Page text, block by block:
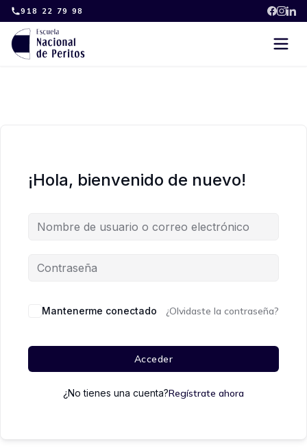
Skip
to
content
918 22 79 98
¡Hola, bienvenido de nuevo!
Mantenerme conectado ¿Olvidaste la contraseña?
Acceder
¿No tienes una cuenta?Regístrate ahora